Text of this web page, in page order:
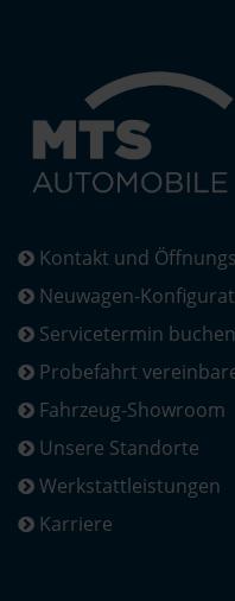
Kontakt und
Neuwagen-
Servicetermin buchen
Probefahrt
Fahrzeug-Showroom
Unsere Standorte
Werkstattleistungen
Karriere